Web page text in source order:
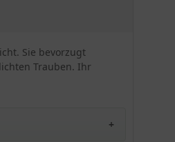
erweist sich
pflegeleicht und
eignet sich
Beete oder Kübel. Auch
Sie bevorzugt
Trauben. Ihr